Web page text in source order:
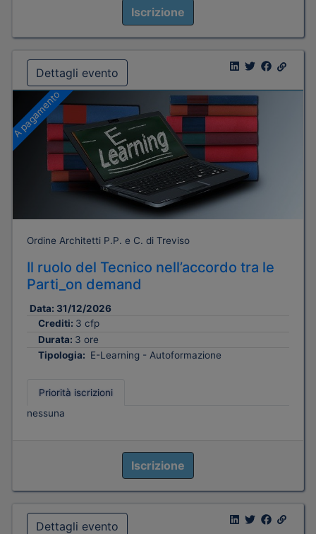
Iscrizione
Dettagli evento
A pagamento
Ordine Architetti P.P. e C. di Treviso
Il ruolo del Tecnico nell’accordo tra le
Parti_on demand
Data: 31/12/2026
Crediti: 3 cfp
Durata: 3 ore
Tipologia: E-Learning - Autoformazione
Priorità iscrizioni
nessuna
Iscrizione
Dettagli evento